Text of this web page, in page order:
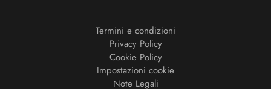
Termini e condizioni
Privacy Policy
Cookie Policy
Impostazioni cookie
Note Legali